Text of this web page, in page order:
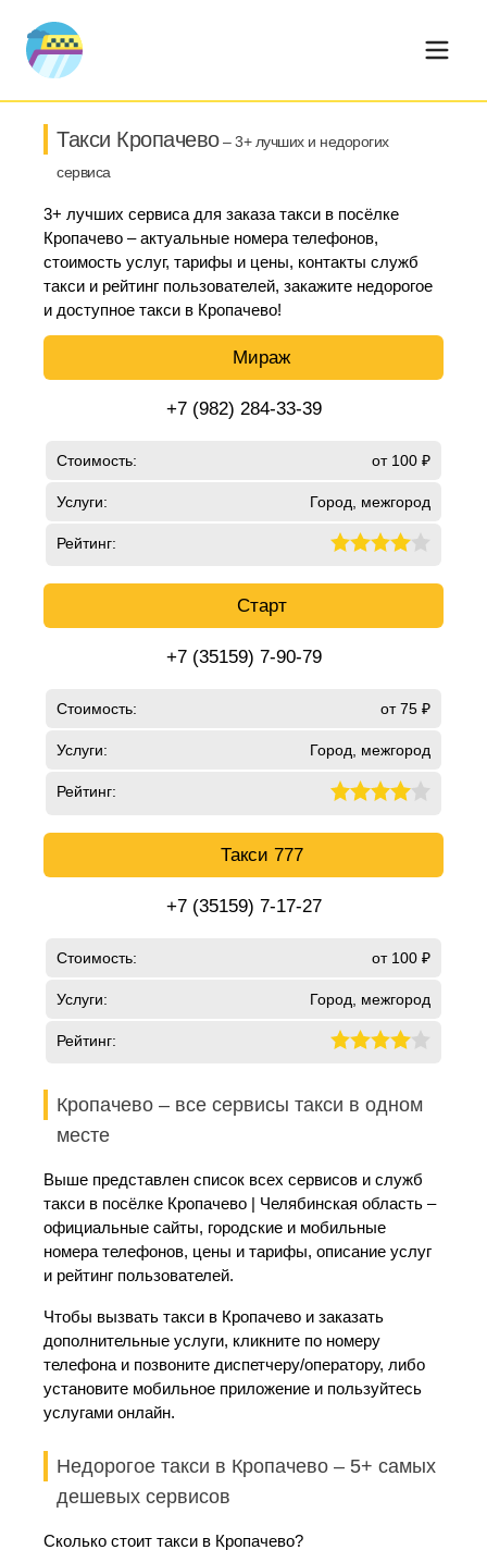
Такси Кропачево– 3+ лучших и недорогих
сервиса
3+ лучших сервиса для заказа такси в посёлке
Кропачево – актуальные номера телефонов,
стоимость услуг, тарифы и цены, контакты служб
такси и рейтинг пользователей, закажите недорогое
и доступное такси в Кропачево!
Мираж
+7 (982) 284-33-39
Стоимость: от 100 ₽
Услуги: Город, межгород
Рейтинг:
Старт
+7 (35159) 7-90-79
Стоимость: от 75 ₽
Услуги: Город, межгород
Рейтинг:
Такси 777
+7 (35159) 7-17-27
Стоимость: от 100 ₽
Услуги: Город, межгород
Рейтинг:
Кропачево – все сервисы такси в одном
месте
Выше представлен список всех сервисов и служб
такси в посёлке Кропачево | Челябинская область –
официальные сайты, городские и мобильные
номера телефонов, цены и тарифы, описание услуг
и рейтинг пользователей.
Чтобы вызвать такси в Кропачево и заказать
дополнительные услуги, кликните по номеру
телефона и позвоните диспетчеру/оператору, либо
установите мобильное приложение и пользуйтесь
услугами онлайн.
Недорогое такси в Кропачево – 5+ самых
дешевых сервисов
Сколько стоит такси в Кропачево?